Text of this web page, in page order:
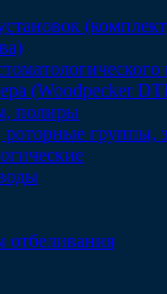
(Woodpecker
полиры
группы,
отбеливания